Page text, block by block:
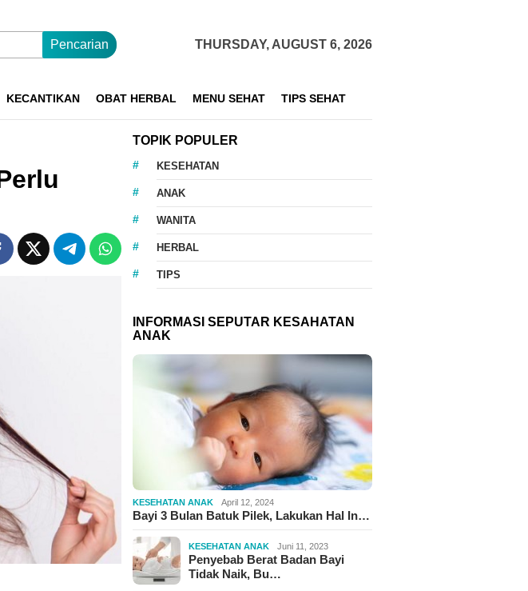
Pencarian THURSDAY, AUGUST 6, 2026
KECANTIKAN OBAT HERBAL MENU SEHAT TIPS SEHAT
TOPIK POPULER
KESEHATAN
ANAK
WANITA
HERBAL
TIPS
INFORMASI SEPUTAR KESAHATAN
ANAK
KESEHATAN ANAK April 12, 2024
Bayi 3 Bulan Batuk Pilek, Lakukan Hal In…
KESEHATAN ANAK Juni 11, 2023
Penyebab Berat Badan Bayi
Tidak Naik, Bu…